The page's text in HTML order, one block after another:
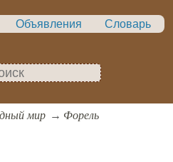
Объявления Словарь
мир
Форель